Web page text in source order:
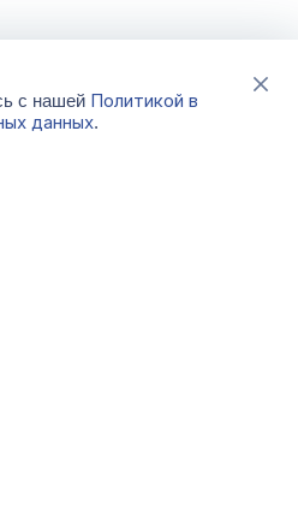
с нашей Политикой в
данных.